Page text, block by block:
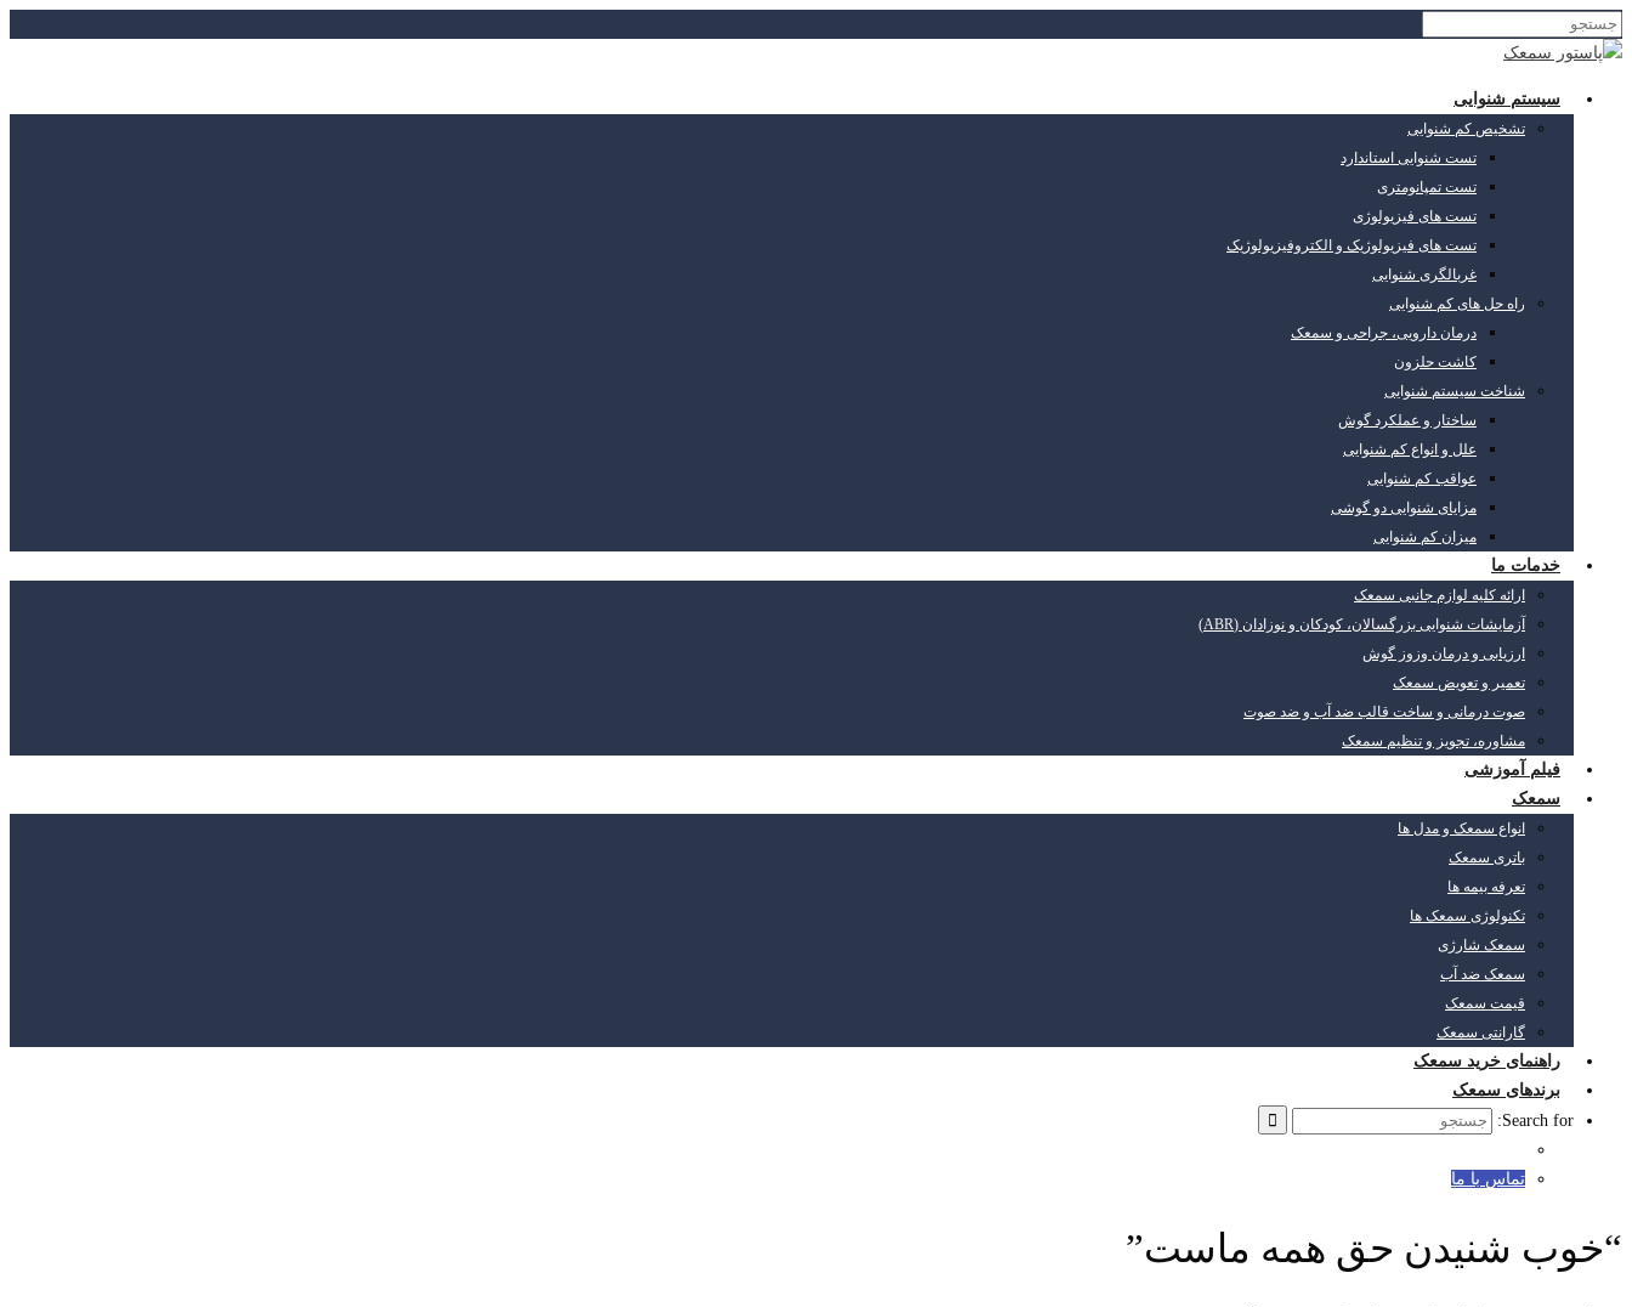
سیستم شنوایی
تشخیص کم شنوایی
تست شنوایی استاندارد
تست تمپانومتری
تست های فیزیولوژی
تست های فیزیولوژیک و الکتروفیزیولوژیک
غربالگری شنوایی
راه حل های کم شنوایی
درمان دارویی، جراحی و سمعک
کاشت حلزون
شناخت سیستم شنوایی
ساختار و عملکرد گوش
علل و انواع کم شنوایی
عواقب کم شنوایی
مزایای شنوایی دو گوشی
میزان کم شنوایی
خدمات ما
ارائه کلیه لوازم جانبی سمعک
آزمایشات شنوایی بزرگسالان، کودکان و نوزادان (ABR)
ارزیابی و درمان وزوز گوش
تعمیر و تعویض سمعک
صوت درمانی و ساخت قالب ضد آب و ضد صوت
مشاوره، تجویز و تنظیم سمعک
فیلم آموزشی
سمعک
انواع سمعک و مدل ها
باتری سمعک
تعرفه بیمه ها
تکنولوژی سمعک ها
سمعک شارژی
سمعک ضد آب
قیمت سمعک
گارانتی سمعک
راهنمای خرید سمعک
برندهای سمعک
Search for:
تماس با ما
“خوب شنیدن حق همه ماست”